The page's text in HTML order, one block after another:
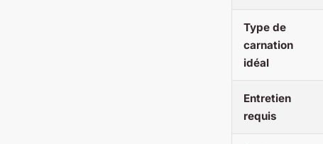
Type de
carnation
idéal
Entretien
requis